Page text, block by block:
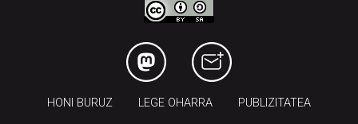
HONI BURUZ LEGE OHARRA PUBLIZITATEA